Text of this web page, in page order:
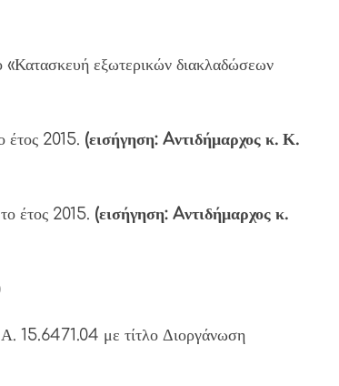
εξωτερικών διακλαδώσεων
έτος 2015. (εισήγηση: Aντιδήμαρχος κ. Κ.
έτος 2015. (εισήγηση: Aντιδήμαρχος κ.
15.6471.04 με τίτλο Διοργάνωση